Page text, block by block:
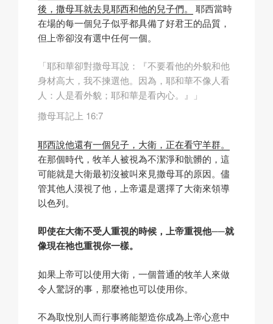
後，撒母耳就去見耶西和他的兒子們。
耶西當時
在場的每一個兒子似乎都具備了好君王的品質，
但上帝卻沒有選中任何一個。
「耶和華卻對撒母耳說：『不要看他的外貌和他
身材高大，我不揀選他。因為，耶和華不像人看
人：人是看外貌；耶和華是看內心。』」
撒母耳記上 16:7
耶西說他還有一個兒子，大衛，正在看守羊群。
在那個時代，牧羊人被視為不潔淨和骯髒的，這
可能就是大衛最初沒被叫來見撒母耳的原因。儘
管其他人漠視了他，上帝還是選擇了大衛來領導
以色列。
即使在大衛不受人重視的時候，上帝重視他──就
像現在祂也重視你一樣。
如果上帝可以使用大衛，一個普通的牧羊人來做
令人驚訝的事，那麼祂也可以使用你。
不為取悅別人而行事將能塑造你成為上帝心意中